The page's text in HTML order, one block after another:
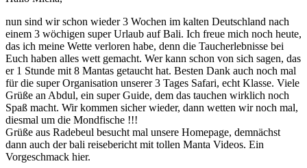
nun sind wir schon wieder 3 Wochen im kalten Deutschland nach
einem 3 wöchigen super Urlaub auf Bali. Ich freue mich noch heute,
das ich meine Wette verloren habe, denn die Taucherlebnisse bei
Euch haben alles wett gemacht. Wer kann schon von sich sagen, das
er 1 Stunde mit 8 Mantas getaucht hat. Besten Dank auch noch mal
für die super Organisation unserer 3 Tages Safari, echt Klasse. Viele
Grüße an Abdul, ein super Guide, dem das tauchen wirklich noch
Spaß macht. Wir kommen sicher wieder, dann wetten wir noch mal,
diesmal um die Mondfische !!!
Grüße aus Radebeul besucht mal unsere Homepage, demnächst
dann auch der bali reisebericht mit tollen Manta Videos. Ein
Vorgeschmack hier.